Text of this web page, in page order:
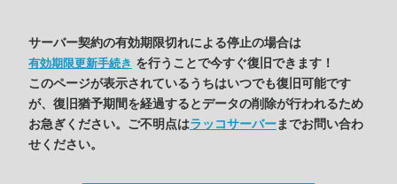
サーバー契約の有効期限切れによる停止の場合は
有効期限更新手続き を行うことで今すぐ復旧できます！
このページが表示されているうちはいつでも復旧可能です
が、復旧猶予期間を経過するとデータの削除が行われるため
お急ぎください。ご不明点はラッコサーバーまでお問い合わ
せください。